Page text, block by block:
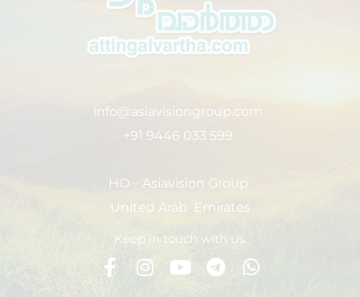
info@asiavisiongroup.com
+91 9446 033 599
HO – Asiavision Group
United Arab Emirates
Keep in touch with us.